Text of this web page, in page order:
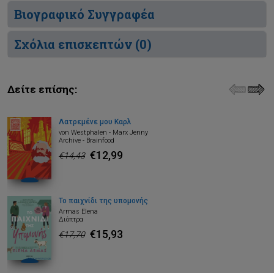
Βιογραφικό Συγγραφέα
Σχόλια επισκεπτών (0)
Δείτε επίσης:
Λατρεμένε μου Καρλ
von Westphalen - Marx Jenny
Archive - Brainfood
€14,43 €12,99
Το παιχνίδι της υπομονής
Armas Elena
Διόπτρα
€17,70 €15,93